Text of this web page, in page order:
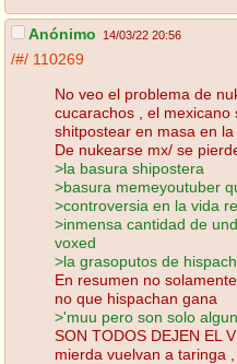
Anónimo 14/03/22 20:56
/#/ 110269
No veo el problema de
cucarachos , el
shitpostear en masa en la
De nukearse mx/ se
>la basura shipostera
>basura memeyoutuber
>controversia en la vida
>inmensa cantidad de
voxed
>la grasoputos de
En resumen no
no que hispachan gana
>'muu pero son solo
SON TODOS DEJEN EL
mierda vuelvan a taringa